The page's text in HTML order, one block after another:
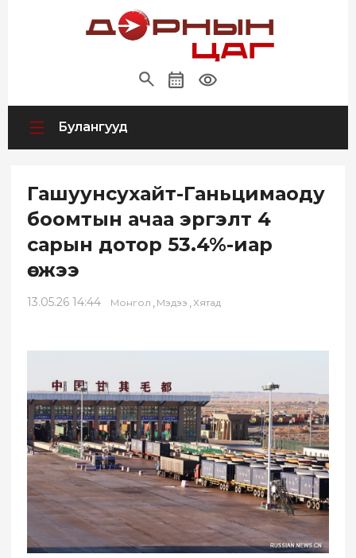
Булангууд
Гашуунсухайт-Ганьцимаоду
боомтын ачаа эргэлт 4
сарын дотор 53.4%-иар
өсжээ
13.05.26 14:44 Монгол , Мэдээ , Хятад